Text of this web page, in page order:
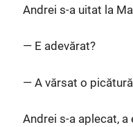
Andrei s-a uitat la
— E adevărat?
— A vărsat o
Andrei s-a aplecat, a